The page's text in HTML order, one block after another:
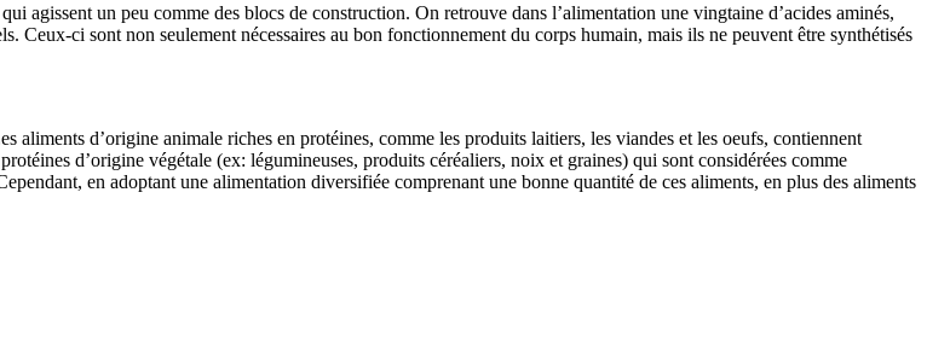
agissent un peu comme des blocs de construction. On retrouve dans l’alimentation une vingtaine d’acides aminés,
Ceux-ci sont non seulement nécessaires au bon fonctionnement du corps humain, mais ils ne peuvent être synthétisés
d’origine animale riches en protéines, comme les produits laitiers, les viandes et les oeufs, contiennent
d’origine végétale (ex: légumineuses, produits céréaliers, noix et graines) qui sont considérées comme
en adoptant une alimentation diversifiée comprenant une bonne quantité de ces aliments, en plus des aliments